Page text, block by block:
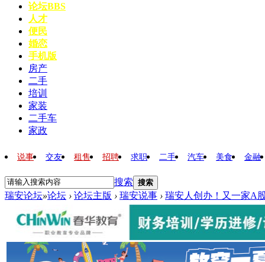
论坛BBS
人才
便民
婚恋
手机版
房产
二手
培训
家装
二手车
家政
说事 交友 租售 招聘 求职 二手 汽车 美食 金融
搜索 搜索
瑞安论坛»论坛 › 论坛主版 › 瑞安说事 › 瑞安人创办！又一家A